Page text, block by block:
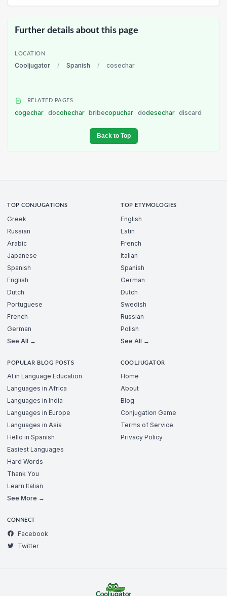
Further details about this page
LOCATION
Cooljugator / Spanish / cosechar
RELATED PAGES
cogechar docohechar bribecopuchar dodesechar discard
Back to Top
TOP CONJUGATIONS
Greek
Russian
Arabic
Japanese
Spanish
English
Dutch
Portuguese
French
German
See All →
TOP ETYMOLOGIES
English
Latin
French
Italian
Spanish
German
Dutch
Swedish
Russian
Polish
See All →
POPULAR BLOG POSTS
AI in Language Education
Languages in Africa
Languages in India
Languages in Europe
Languages in Asia
Hello in Spanish
Easiest Languages
Hard Words
Thank You
Learn Italian
See More →
COOLJUGATOR
Home
About
Blog
Conjugation Game
Terms of Service
Privacy Policy
CONNECT
Facebook
Twitter